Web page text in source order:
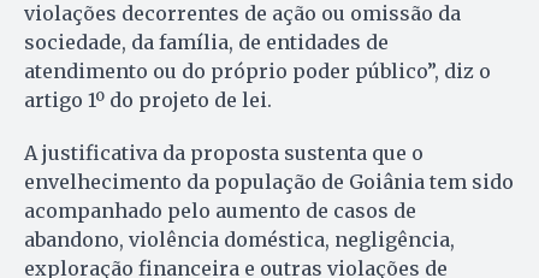
violações decorrentes de ação ou omissão da
sociedade, da família, de entidades de
atendimento ou do próprio poder público”, diz o
artigo 1º do projeto de lei.
A justificativa da proposta sustenta que o
envelhecimento da população de Goiânia tem sido
acompanhado pelo aumento de casos de
abandono, violência doméstica, negligência,
exploração financeira e outras violações de